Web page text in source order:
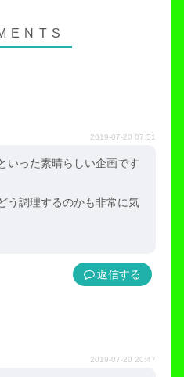
2019-07-20 07:51
いった素晴らしい企画です
う調理するのかも非常に気
返信
2019-07-20 20:47